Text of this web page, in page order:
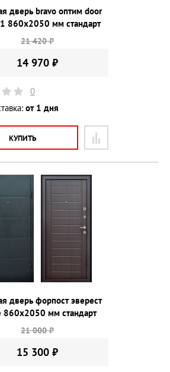
дверь bravo оптим door
860х2050 мм стандарт
21 420 ₽
14 970 ₽
0
от 1 дня
КУПИТЬ
дверь форпост эверест
860х2050 мм стандарт
21 000 ₽
15 300 ₽